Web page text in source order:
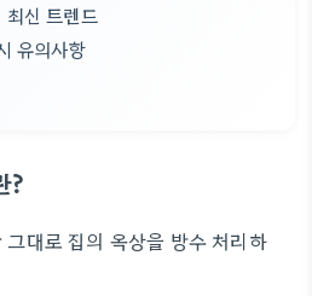
최신 트렌드
유의사항
?
대로 집의 옥상을 방수 처리하